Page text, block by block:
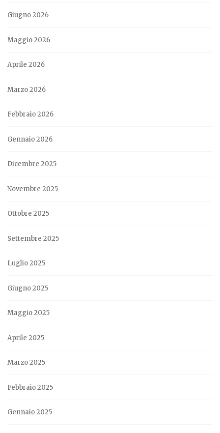
Giugno 2026
Maggio 2026
Aprile 2026
Marzo 2026
Febbraio 2026
Gennaio 2026
Dicembre 2025
Novembre 2025
Ottobre 2025
Settembre 2025
Luglio 2025
Giugno 2025
Maggio 2025
Aprile 2025
Marzo 2025
Febbraio 2025
Gennaio 2025